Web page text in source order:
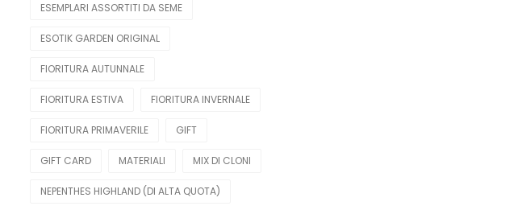
ESEMPLARI ASSORTITI DA SEME
ESOTIK GARDEN ORIGINAL
FIORITURA AUTUNNALE
FIORITURA ESTIVA FIORITURA INVERNALE
FIORITURA PRIMAVERILE GIFT
GIFT CARD MATERIALI MIX DI CLONI
NEPENTHES HIGHLAND (DI ALTA QUOTA)